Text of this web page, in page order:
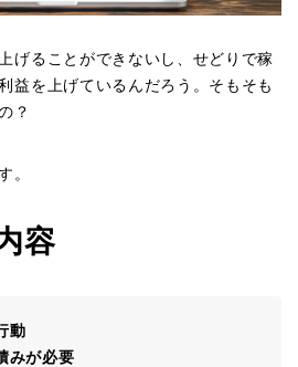
げることができないし、せどりで稼
益を上げているんだろう。そもそも
？
。
容
動
みが必要